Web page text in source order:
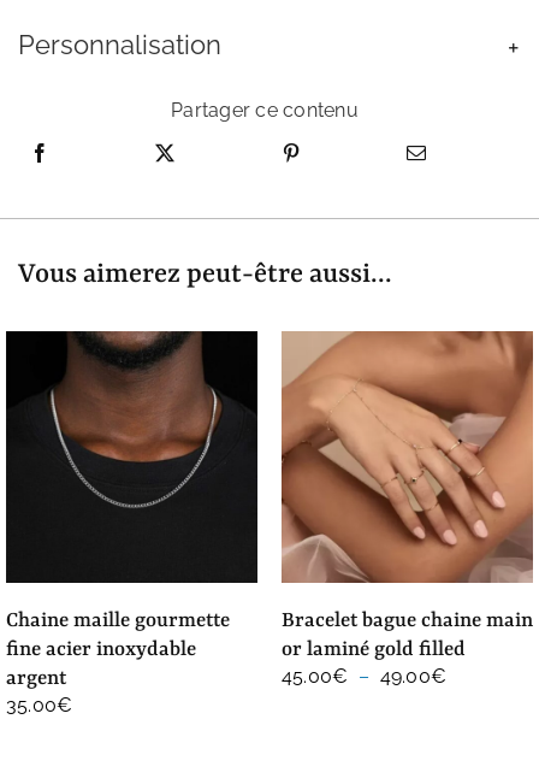
Personnalisation
Partager ce contenu
Vous aimerez peut-être aussi...
chaine maille gourmette
fine acier inoxydable
argent
35.00€
bracelet bague chaine main
or laminé gold filled
45.00€ – 49.00€